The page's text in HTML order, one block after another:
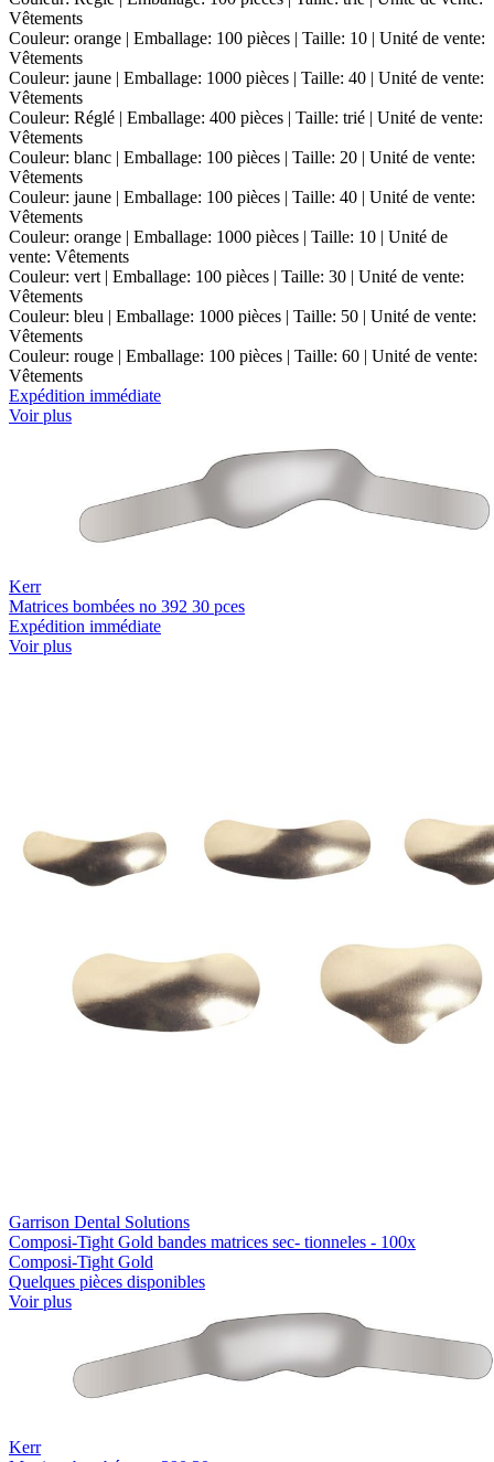
Vêtements
Couleur: orange | Emballage: 100 pièces | Taille: 10 | Unité de vente:
Vêtements
Couleur: jaune | Emballage: 1000 pièces | Taille: 40 | Unité de vente:
Vêtements
Couleur: Réglé | Emballage: 400 pièces | Taille: trié | Unité de vente:
Vêtements
Couleur: blanc | Emballage: 100 pièces | Taille: 20 | Unité de vente:
Vêtements
Couleur: jaune | Emballage: 100 pièces | Taille: 40 | Unité de vente:
Vêtements
Couleur: orange | Emballage: 1000 pièces | Taille: 10 | Unité de
vente: Vêtements
Couleur: vert | Emballage: 100 pièces | Taille: 30 | Unité de vente:
Vêtements
Couleur: bleu | Emballage: 1000 pièces | Taille: 50 | Unité de vente:
Vêtements
Couleur: rouge | Emballage: 100 pièces | Taille: 60 | Unité de vente:
Vêtements
Expédition immédiate
Voir plus
Kerr
Matrices bombées no 392 30 pces
Expédition immédiate
Voir plus
Garrison Dental Solutions
Composi-Tight Gold bandes matrices sec- tionneles - 100x
Composi-Tight Gold
Quelques pièces disponibles
Voir plus
Kerr